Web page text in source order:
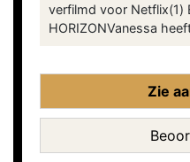
verfilmd voor Netflix(1)
HORIZONVanessa
Zie